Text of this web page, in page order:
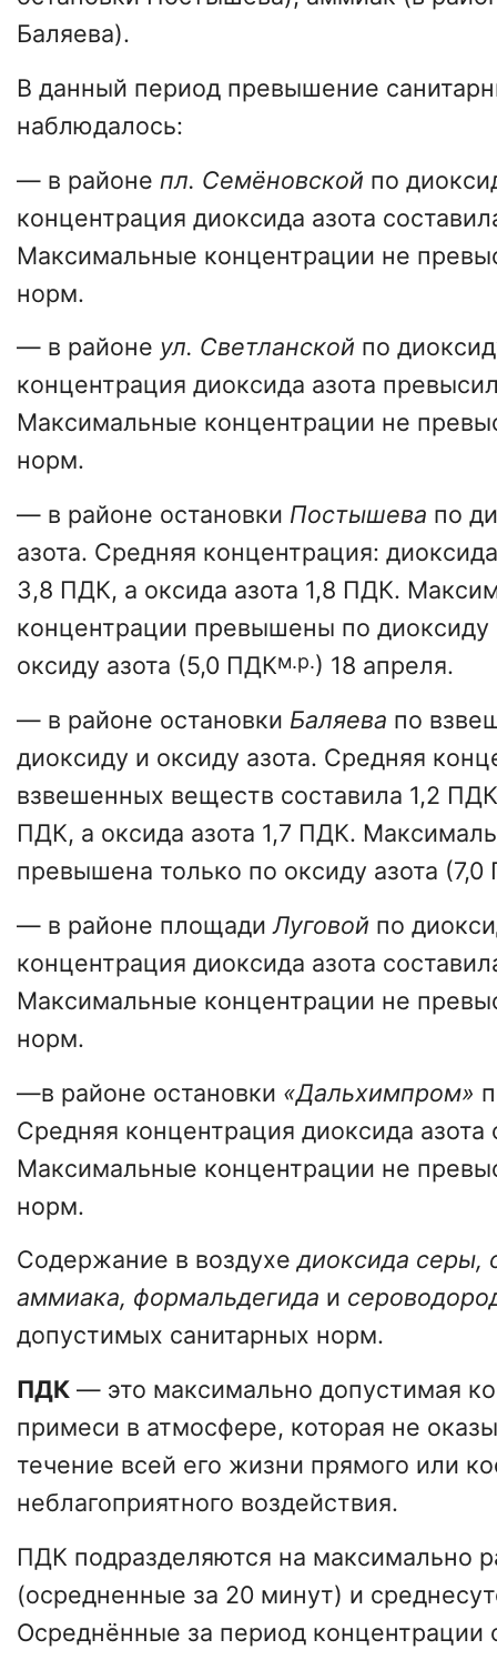
Баляева).
В данный период превышение
наблюдалось:
— в районе пл. Семёновской по
концентрация диоксида азота
Максимальные концентрации не
норм.
— в районе ул. Светланской по
концентрация диоксида азота
Максимальные концентрации не
норм.
— в районе остановки Постышева по
азота. Средняя концентрация:
3,8 ПДК, а оксида азота 1,8 ПДК.
концентрации превышены по диоксиду
оксиду азота (5,0 ПДКм.р.) 18 апреля.
— в районе остановки Баляева по
диоксиду и оксиду азота. Средняя
взвешенных веществ составила 1,2
ПДК, а оксида азота 1,7 ПДК.
превышена только по оксиду азота
— в районе площадиЛуговой по
концентрация диоксида азота
Максимальные концентрации не
норм.
—в районе остановки «Дальхимпром»
Средняя концентрация диоксида азота
Максимальные концентрации не
норм.
Содержание в воздухедиоксида серы,
аммиака, формальдегида и
допустимых санитарных норм.
ПДК — это максимально допустимая
примеси в атмосфере, которая не
течение всей его жизни прямого или
неблагоприятного воздействия.
ПДК подразделяются на максимально
(осредненные за 20 минут) и
Осреднённые за период концентрации